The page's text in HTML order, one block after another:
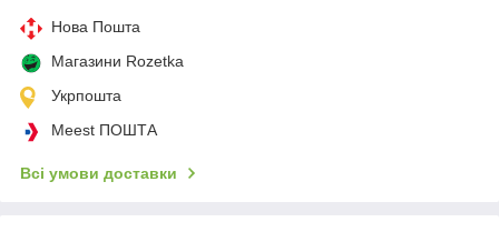
Нова Пошта
Магазини Rozetka
Укрпошта
Meest ПОШТА
Всі умови доставки